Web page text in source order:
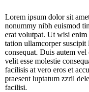
Lorem ipsum dolor sit
nonummy nibh euismod
erat volutpat. Ut wisi
tation ullamcorper
consequat. Duis autem
velit esse molestie
facilisis at vero eros et
praesent luptatum zzril
facilisi.